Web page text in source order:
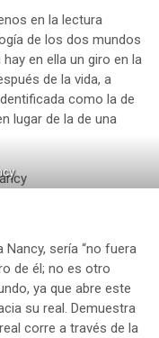
en la lectura
de los dos mundos
en ella un giro en la
de la vida, a
como la de
lugar de la de una
sería “no fuera
de él; no es otro
ya que abre este
su real. Demuestra
corre a través de la